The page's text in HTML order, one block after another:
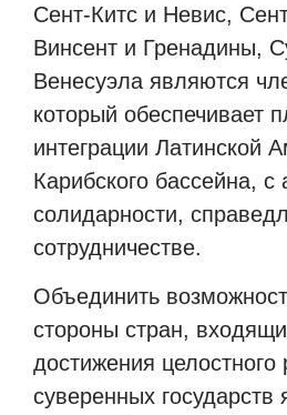
Сент-Китс и Невис,
Винсент и Гренадины,
Венесуэла являются
который обеспечивает
интеграции Латинской
Карибского бассейна, с
солидарности,
сотрудничестве.
Объединить
стороны стран,
достижения целостного
суверенных государств